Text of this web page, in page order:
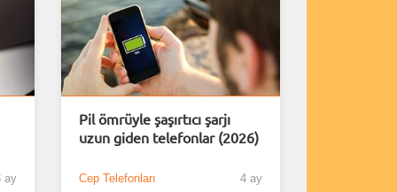
ay
Pil ömrüyle şaşırtıcı şarjı
uzun giden telefonlar (2026)
Cep Telefonları 4 ay